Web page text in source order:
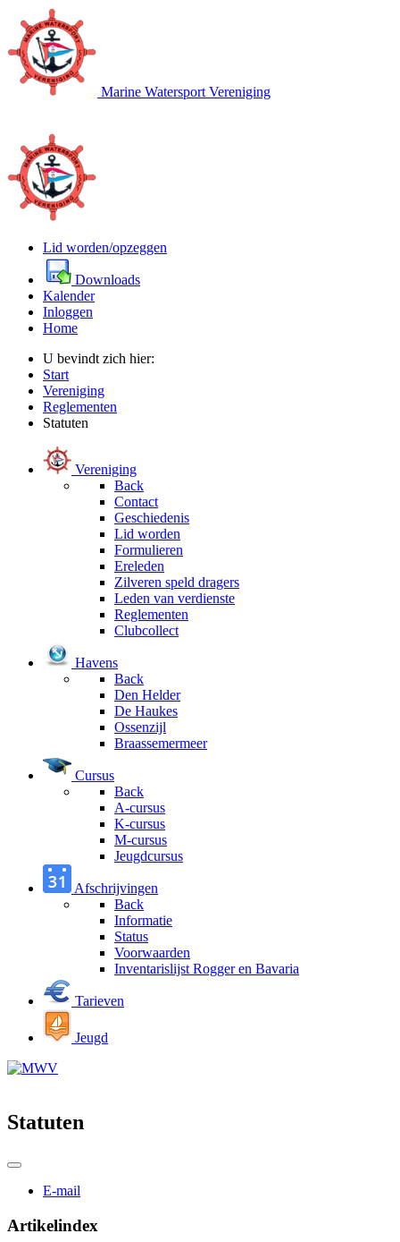
Marine Watersport Vereniging
Lid worden/opzeggen
Downloads
Kalender
Inloggen
Home
U bevindt zich hier:
Start
Vereniging
Reglementen
Statuten
Vereniging
Back
Contact
Geschiedenis
Lid worden
Formulieren
Ereleden
Zilveren speld dragers
Leden van verdienste
Reglementen
Clubcollect
Havens
Back
Den Helder
De Haukes
Ossenzijl
Braassemermeer
Cursus
Back
A-cursus
K-cursus
M-cursus
Jeugdcursus
Afschrijvingen
Back
Informatie
Status
Voorwaarden
Inventarislijst Rogger en Bavaria
Tarieven
Jeugd
Statuten
E-mail
Artikelindex